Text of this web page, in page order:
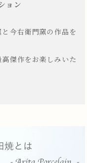
ョン
今右衛門窯の作品を
傑作をお楽しみいた